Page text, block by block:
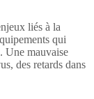
liés à la
qui
Une mauvaise
des retards dans